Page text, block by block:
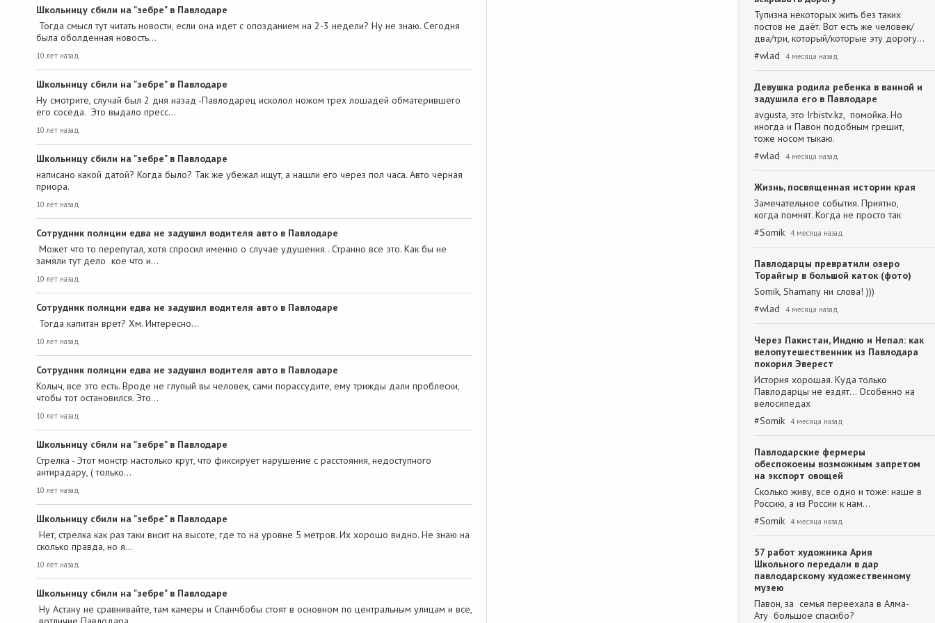
Школьницу сбили на "зебре" в Павлодаре
Тогда смысл тут читать новости, если она идет с опозданием на 2-3 недели? Ну не знаю. Сегодня
была оболденная новость…
10 лет назад
Школьницу сбили на "зебре" в Павлодаре
Ну смотрите, случай был 2 дня назад -Павлодарец исколол ножом трех лошадей обматерившего
его соседа. Это выдало пресс…
10 лет назад
Школьницу сбили на "зебре" в Павлодаре
написано какой датой? Когда было? Так же убежал ищут, а нашли его через пол часа. Авто черная
приора.
10 лет назад
Сотрудник полиции едва не задушил водителя авто в Павлодаре
Может что то перепутал, хотя спросил именно о случае удушения.. Странно все это. Как бы не
замяли тут дело кое что и…
10 лет назад
Сотрудник полиции едва не задушил водителя авто в Павлодаре
Тогда капитан врет? Хм. Интересно...
10 лет назад
Сотрудник полиции едва не задушил водителя авто в Павлодаре
Колыч, все это есть. Вроде не глупый вы человек, сами порассудите, ему трижды дали проблески,
чтобы тот остановился. Это…
10 лет назад
Школьницу сбили на "зебре" в Павлодаре
Стрелка - Этот монстр настолько крут, что фиксирует нарушение с расстояния, недоступного
антирадару, ( только…
10 лет назад
Школьницу сбили на "зебре" в Павлодаре
Нет, стрелка как раз таки висит на высоте, где то на уровне 5 метров. Их хорошо видно. Не знаю на
сколько правда, но я…
10 лет назад
Школьницу сбили на "зебре" в Павлодаре
Ну Астану не сравнивайте, там камеры и Спанчбобы стоят в основном по центральным улицам и все,
Тупизна некоторых жить без таких
постов не даёт. Вот есть же человек/
два/три, который/которые эту дорогу…
#wlad 4 месяца назад
Девушка родила ребенка в ванной и
задушила его в Павлодаре
avgusta, это Irbistv.kz, помойка. Но
иногда и Павон подобным грешит,
тоже носом тыкаю.
#wlad 4 месяца назад
Жизнь, посвященная истории края
Замечательное события. Приятно,
когда помнят. Когда не просто так
#Somik 4 месяца назад
Павлодарцы превратили озеро
Торайгыр в большой каток (фото)
Somik, Shamanу ни слова! )))
#wlad 4 месяца назад
Через Пакистан, Индию и Непал: как
велопутешественник из Павлодара
покорил Эверест
История хорошая. Куда только
Павлодарцы не ездят... Особенно на
велосипедах
#Somik 4 месяца назад
Павлодарские фермеры
обеспокоены возможным запретом
на экспорт овощей
Сколько живу, все одно и тоже: наше в
Россию, а из России к нам...
#Somik 4 месяца назад
57 работ художника Ария
Школьного передали в дар
павлодарскому художественному
музею
Павон, за семья переехала в Алма-
Ату большое спасибо?